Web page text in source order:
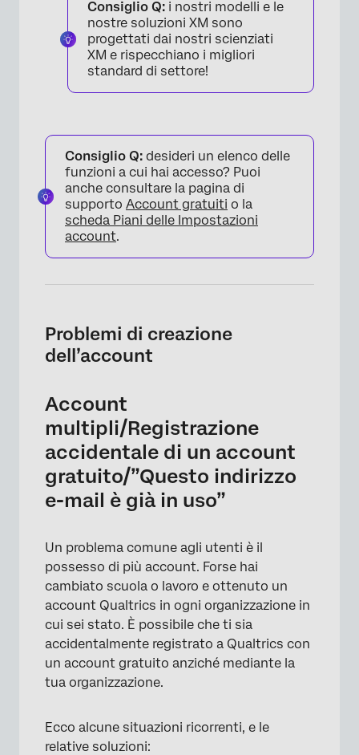
Consiglio Q: i nostri modelli e le
nostre soluzioni XM sono
progettati dai nostri scienziati
XM e rispecchiano i migliori
standard di settore!
Consiglio Q: desideri un elenco delle
funzioni a cui hai accesso? Puoi
anche consultare la pagina di
supporto Account gratuiti o la
scheda Piani delle Impostazioni
account.
Problemi di creazione
dell’account
Account
multipli/Registrazione
accidentale di un account
gratuito/”Questo indirizzo
e-mail è già in uso”
Un problema comune agli utenti è il
possesso di più account. Forse hai
cambiato scuola o lavoro e ottenuto un
account Qualtrics in ogni organizzazione in
cui sei stato. È possibile che ti sia
accidentalmente registrato a Qualtrics con
un account gratuito anziché mediante la
tua organizzazione.
Ecco alcune situazioni ricorrenti, e le
relative soluzioni: